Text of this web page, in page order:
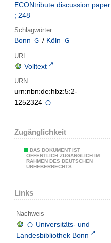
ECONtribute discussion paper
; 248
Schlagwörter
Bonn / Köln
URL
Volltext
URN
urn:nbn:de:hbz:5:2-
1252324
Zugänglichkeit
DAS DOKUMENT IST
ÖFFENTLICH ZUGÄNGLICH IM
RAHMEN DES DEUTSCHEN
URHEBERRECHTS.
Links
Nachweis
Universitäts- und
Landesbibliothek Bonn